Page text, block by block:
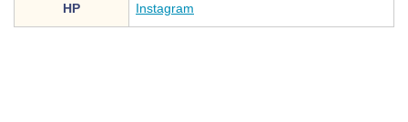
HP Instagram